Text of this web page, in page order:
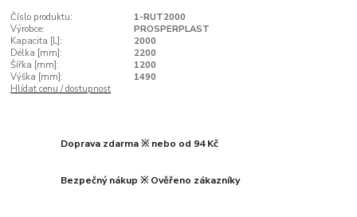
Číslo produktu:
1-RUT2000
Výrobce:
PROSPERPLAST
Kapacita [L]:
2000
Délka [mm]:
2200
Šířka [mm]:
1200
Výška [mm]:
1490
Hlídat cenu / dostupnost
Doprava zdarma ※ nebo od 94 Kč
Bezpečný nákup ※ Ověřeno zákazníky